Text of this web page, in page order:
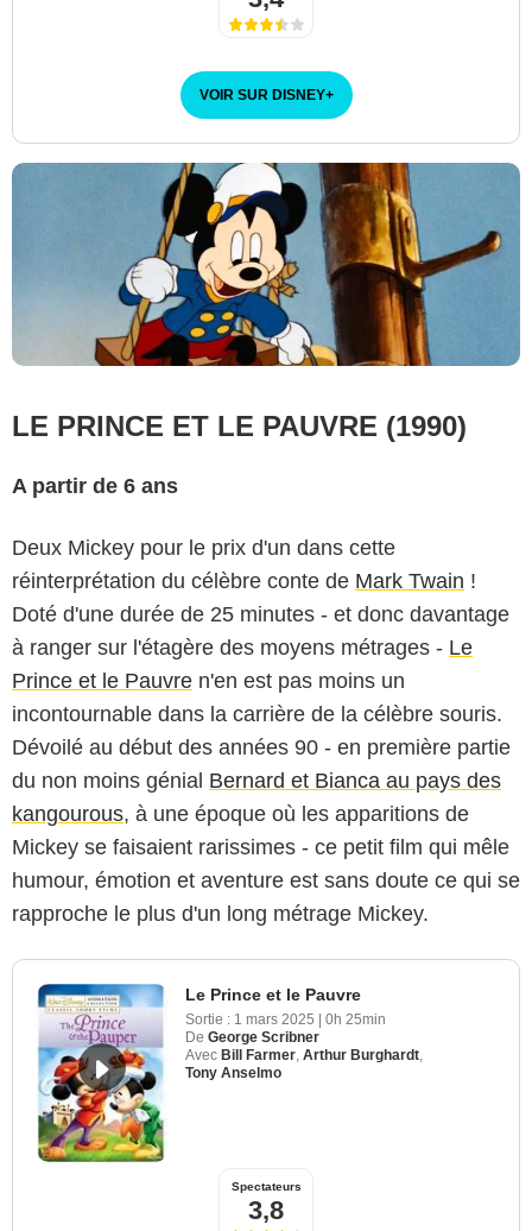
VOIR SUR DISNEY+
LE PRINCE ET LE PAUVRE (1990)
A partir de 6 ans
Deux Mickey pour le prix d'un dans cette
réinterprétation du célèbre conte de Mark Twain !
Doté d'une durée de 25 minutes - et donc davantage
à ranger sur l'étagère des moyens métrages - Le
Prince et le Pauvre n'en est pas moins un
incontournable dans la carrière de la célèbre souris.
Dévoilé au début des années 90 - en première partie
du non moins génial Bernard et Bianca au pays des
kangourous, à une époque où les apparitions de
Mickey se faisaient rarissimes - ce petit film qui mêle
humour, émotion et aventure est sans doute ce qui se
rapproche le plus d'un long métrage Mickey.
Le Prince et le Pauvre
Sortie : 1 mars 2025
0h 25min
De George Scribner
Avec Bill Farmer, Arthur Burghardt,
Tony Anselmo
Spectateurs
3,8
Walt Disney Animation Studios